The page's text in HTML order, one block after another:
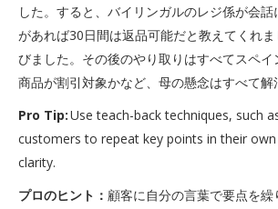
した。すると、バイリンガルのレジ係が会話
があれば30日間は返品可能だと教えてくれ
びました。その後のやり取りはすべてスペ
商品が割引対象かなど、母の懸念はすべて解
Pro Tip:Use teach-back techniques, such
customers to repeat key points in their
clarity.
プロのヒント： 顧客に自分の言葉で要点を